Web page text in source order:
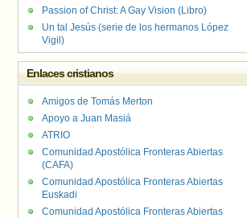
Passion of Christ: A Gay Vision (Libro)
Un tal Jesús (serie de los hermanos López
Vigil)
Enlaces cristianos
Amigos de Tomás Merton
Apoyo a Juan Masiá
ATRIO
Comunidad Apostólica Fronteras Abiertas
(CAFA)
Comunidad Apostólica Fronteras Abiertas
Euskadi
Comunidad Apostólica Fronteras Abiertas